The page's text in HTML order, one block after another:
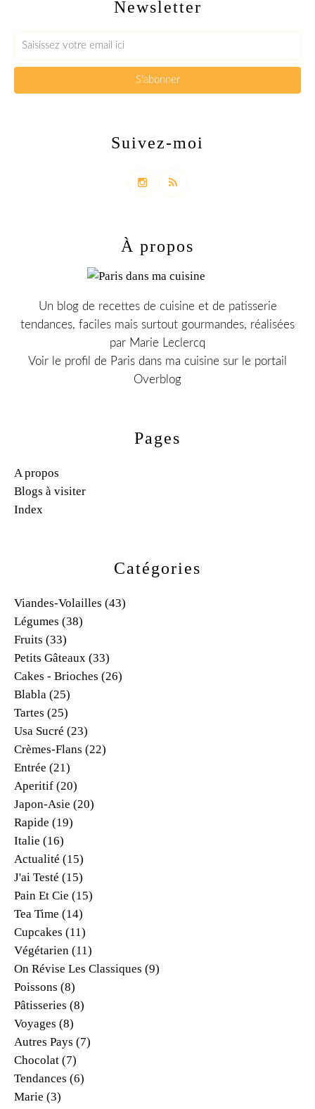
Newsletter
Catégories
Viandes-Volailles (43)
Légumes (38)
Fruits (33)
Petits Gâteaux (33)
Cakes - Brioches (26)
Blabla (25)
Tartes (25)
Usa Sucré (23)
Crèmes-Flans (22)
Entrée (21)
Aperitif (20)
Japon-Asie (20)
Rapide (19)
Italie (16)
Actualité (15)
J'ai Testé (15)
Pain Et Cie (15)
Tea Time (14)
Cupcakes (11)
Végétarien (11)
On Révise Les Classiques (9)
Poissons (8)
Pâtisseries (8)
Voyages (8)
Autres Pays (7)
Chocolat (7)
Tendances (6)
Marie (3)
Pages
A propos
Blogs à visiter
Index
Suivez-moi
À propos
Un blog de recettes de cuisine et de patisserie
tendances, faciles mais surtout gourmandes, réalisées
par Marie Leclercq
Voir le profil de Paris dans ma cuisine sur le portail
Overblog